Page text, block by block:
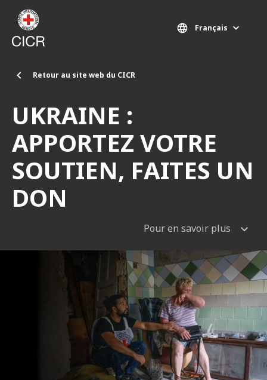
Aller au contenu principal
Retour au site web du CICR
Français
UKRAINE :
APPORTEZ VOTRE
SOUTIEN, FAITES UN
DON
Pour en savoir plus